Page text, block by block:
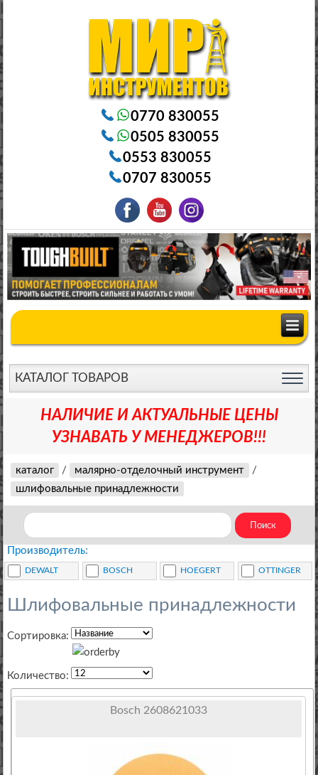
0770 830055
0505 830055
0553 830055
0707 830055
КАТАЛОГ ТОВАРОВ
НАЛИЧИЕ И АКТУАЛЬНЫЕ ЦЕНЫ
УЗНАВАТЬ У МЕНЕДЖЕРОВ!!!
каталог / малярно-отделочный инструмент
/
шлифовальные принадлежности
Производитель:
DEWALT BOSCH HOEGERT OTTINGER
Шлифовальные принадлежности
Сортировка:
Количество:
Bosch 2608621033